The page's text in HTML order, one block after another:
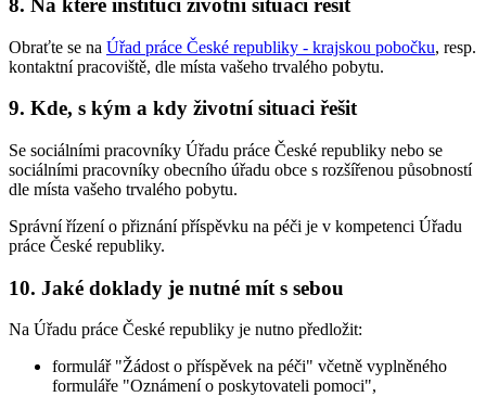
8. Na které instituci životní situaci řešit
Obraťte se na Úřad práce České republiky - krajskou pobočku, resp.
kontaktní pracoviště, dle místa vašeho trvalého pobytu.
9. Kde, s kým a kdy životní situaci řešit
Se sociálními pracovníky Úřadu práce České republiky nebo se
sociálními pracovníky obecního úřadu obce s rozšířenou působností
dle místa vašeho trvalého pobytu.
Správní řízení o přiznání příspěvku na péči je v kompetenci Úřadu
práce České republiky.
10. Jaké doklady je nutné mít s sebou
Na Úřadu práce České republiky je nutno předložit:
formulář "Žádost o příspěvek na péči" včetně vyplněného
formuláře "Oznámení o poskytovateli pomoci",